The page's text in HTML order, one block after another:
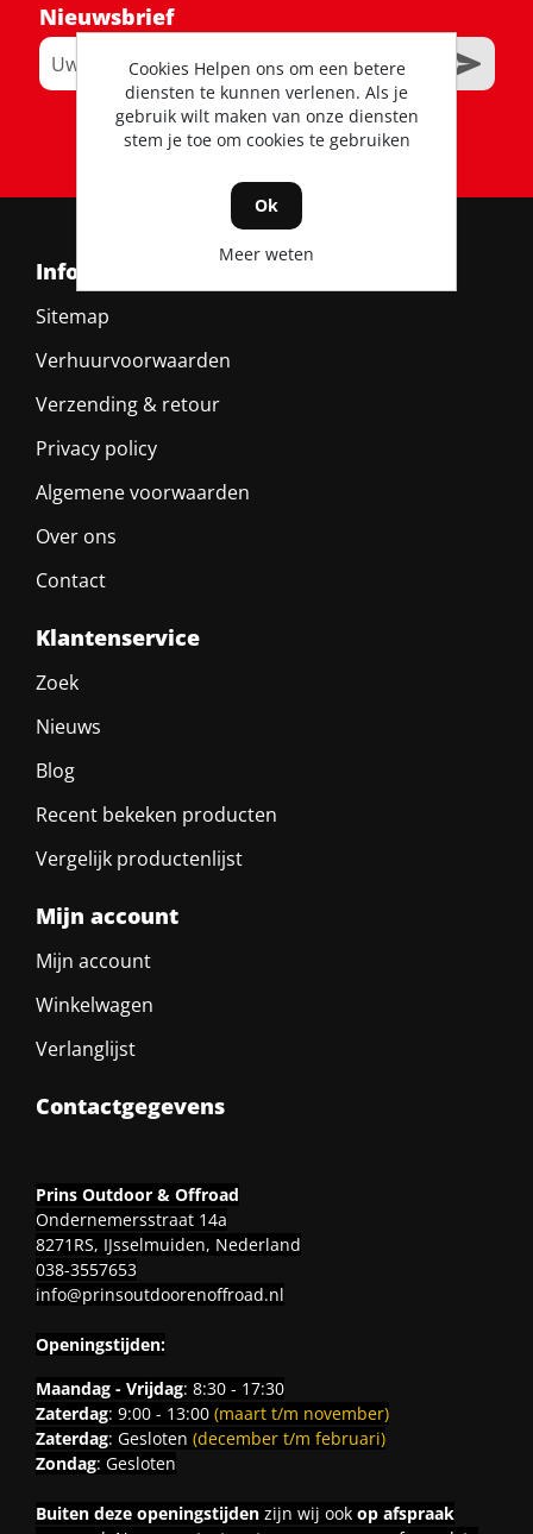
Nieuwsbrief
RSS
Informatie
Sitemap
Verhuurvoorwaarden
Verzending & retour
Privacy policy
Algemene voorwaarden
Over ons
Contact
Klantenservice
Zoek
Nieuws
Blog
Recent bekeken producten
Vergelijk productenlijst
Mijn account
Mijn account
Winkelwagen
Verlanglijst
Contactgegevens
Prins Outdoor & Offroad
Ondernemersstraat 14a
8271RS, IJsselmuiden, Nederland
038-3557653
info@prinsoutdoorenoffroad.nl
Openingstijden:
Maandag - Vrijdag: 8:30 - 17:30
Zaterdag: 9:00 - 13:00 (maart t/m november)
Zaterdag: Gesloten (december t/m februari)
Zondag: Gesloten
Buiten deze openingstijdenzijn wij ook op afspraak
Cookies Helpen ons om een betere
diensten te kunnen verlenen. Als je
gebruik wilt maken van onze diensten
stem je toe om cookies te gebruiken
Ok
Meer weten